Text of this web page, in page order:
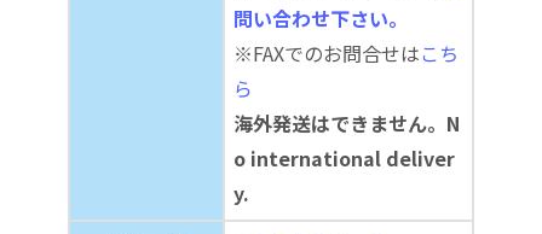
問い合わせ下さい。
※FAXでのお問合せはこち
ら
海外発送はできません。N
o international deliver
y.